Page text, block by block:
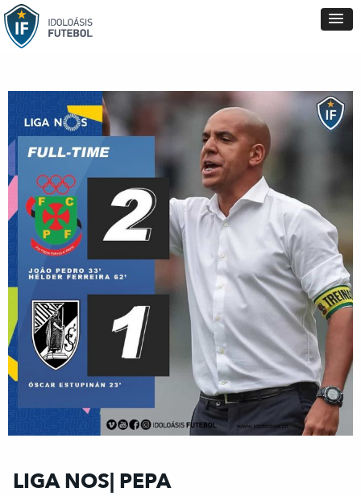
LIGA NOS| PEPA